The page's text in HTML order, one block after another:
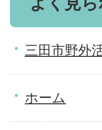
三田市野外
ホーム